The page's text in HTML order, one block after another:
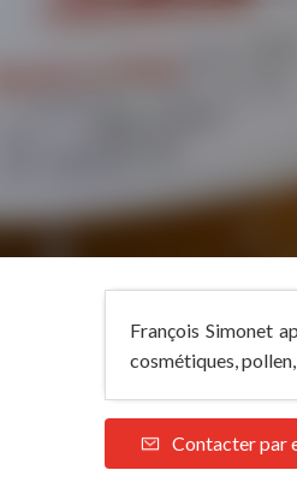
François Simonet
cosmétiques,
Contacter par